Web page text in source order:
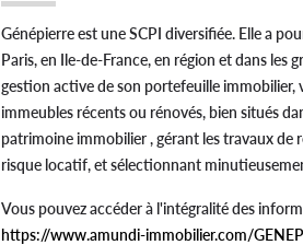
Génépierre est une SCPI diversifiée. Elle a
Paris, en Ile-de-France, en région et dans les
gestion active de son portefeuille immobilier,
immeubles récents ou rénovés, bien situés
patrimoine immobilier , gérant les travaux de
risque locatif, et sélectionnant
Vous pouvez accéder à l'intégralité des
https://www.amundi-immobilier.com/